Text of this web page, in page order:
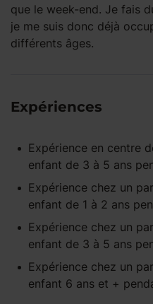
que le week-end. Je fais
je me suis donc déjà
différents âges.
Expériences
Expérience en centre
enfant de 3 à 5 ans
Expérience chez un
enfant de 1 à 2 ans
Expérience chez un
enfant de 3 à 5 ans
Expérience chez un
enfant 6 ans et +